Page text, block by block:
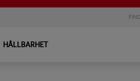
HÅLLBARHET